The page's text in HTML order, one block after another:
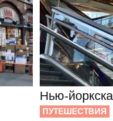
Нью-
ПУТЕШЕСТВИЯ